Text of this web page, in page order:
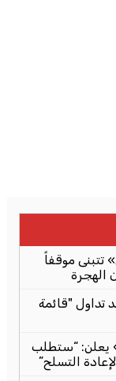
تتبنى موقفاً
الهجرة
تداول "قائمة
يعلن: “ستطلب